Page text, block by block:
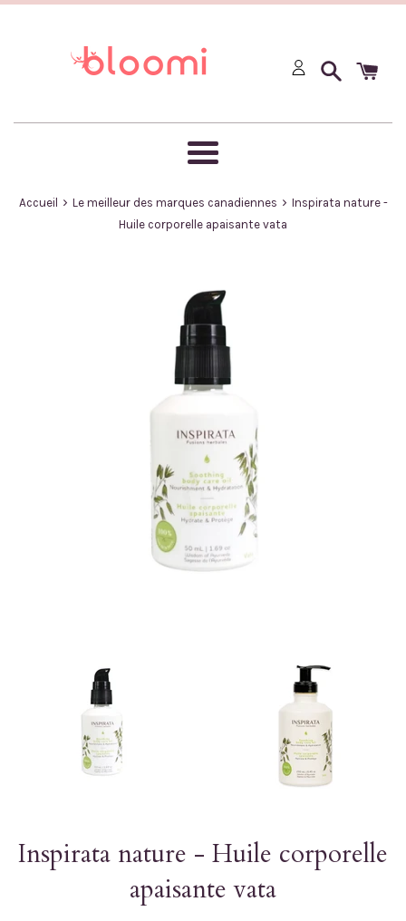
Passer
Menu
Accueil › Le meilleur des marques canadiennes › Inspirata nature -
Huile corporelle apaisante vata
Inspirata nature - Huile corporelle
apaisante vata